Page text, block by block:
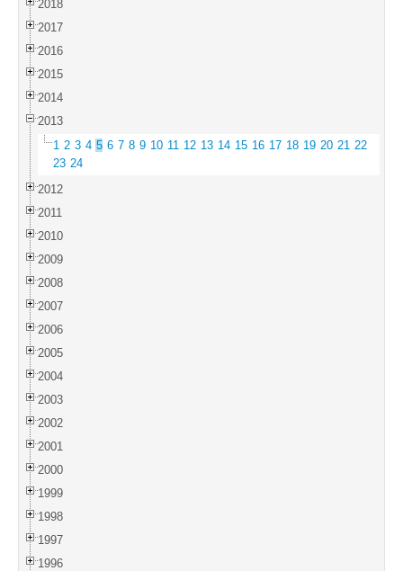
2018
2017
2016
2015
2014
2013
1 2 3 4 5 6 7 8 9 10 11 12 13 14 15 16 17 18 19 20 21 22
23 24
2012
2011
2010
2009
2008
2007
2006
2005
2004
2003
2002
2001
2000
1999
1998
1997
1996